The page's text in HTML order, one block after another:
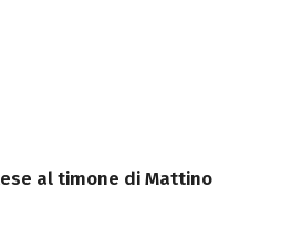
al timone di Mattino